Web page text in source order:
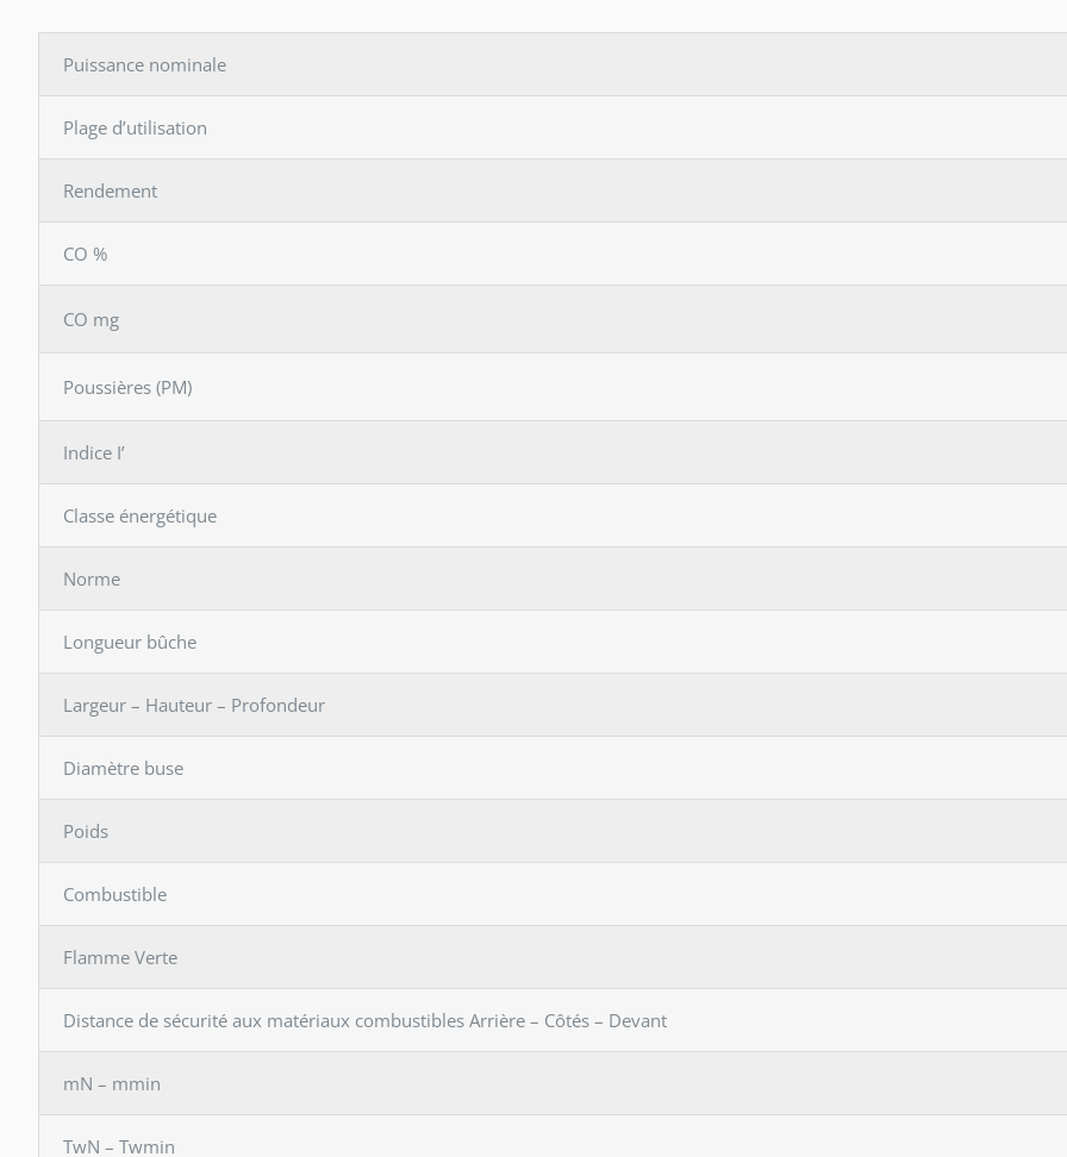
Puissance nominale
Plage d’utilisation
Rendement
CO %
CO mg
Poussières (PM)
Indice I’
Classe énergétique
Norme
Longueur bûche
Largeur – Hauteur – Profondeur
Diamètre buse
Poids
Combustible
Flamme Verte
Distance de sécurité aux matériaux combustibles Arrière – Côtés – Devant
mN – mmin
TwN – Twmin